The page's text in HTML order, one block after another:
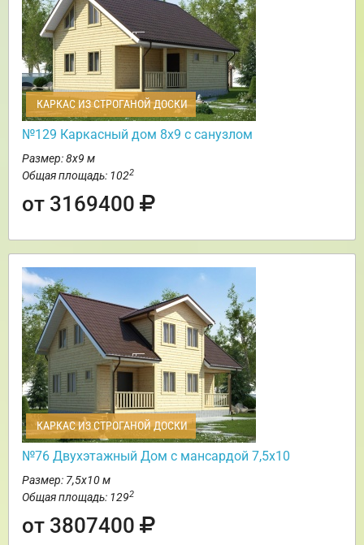
КАРКАС ИЗ СТРОГАНОЙ ДОСКИ
№129 Каркасный дом 8х9 с санузлом
Размер: 8х9 м
Общая площадь: 1022
от 3169400
КАРКАС ИЗ СТРОГАНОЙ ДОСКИ
№76 Двухэтажный Дом с мансардой 7,5х10
Размер: 7,5х10 м
Общая площадь: 1292
от 3807400